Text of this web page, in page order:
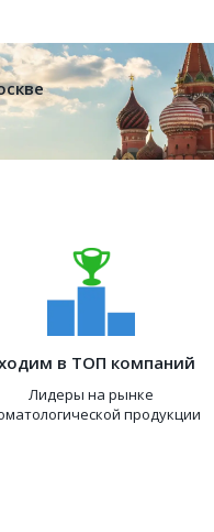
в ТОП компаний
Лидеры на рынке
продукции